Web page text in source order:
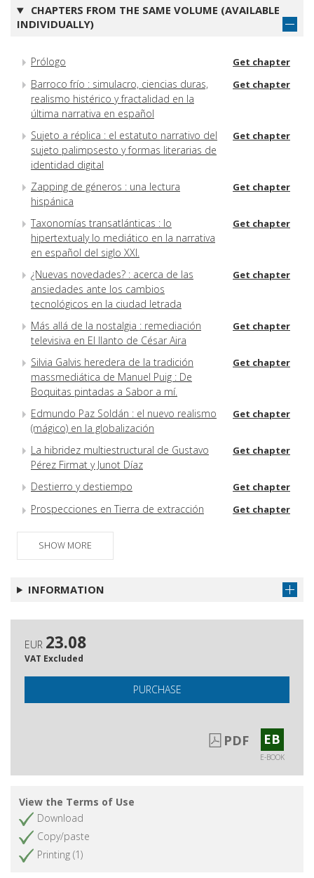
CHAPTERS FROM THE SAME VOLUME (AVAILABLE
INDIVIDUALLY)
Prólogo Get chapter
Barroco frío : simulacro, ciencias duras,
realismo histérico y fractalidad en la
última narrativa en español
Get chapter
Sujeto a réplica : el estatuto narrativo del
sujeto palimpsesto y formas literarias de
identidad digital
Get chapter
Zapping de géneros : una lectura
hispánica
Get chapter
Taxonomías transatlánticas : lo
hipertextualy lo mediático en la narrativa
en español del siglo XXI.
Get chapter
¿Nuevas novedades? : acerca de las
ansiedades ante los cambios
tecnológicos en la ciudad letrada
Get chapter
Más allá de la nostalgia : remediación
televisiva en El llanto de César Aira
Get chapter
Silvia Galvis heredera de la tradición
massmediática de Manuel Puig : De
Boquitas pintadas a Sabor a mí.
Get chapter
Edmundo Paz Soldán : el nuevo realismo
(mágico) en la globalización
Get chapter
La hibridez multiestructural de Gustavo
Pérez Firmat y Junot Díaz
Get chapter
Destierro y destiempo Get chapter
Prospecciones en Tierra de extracción Get chapter
La literatura envolvente y otros retos del
escritor multimedia
SHOW MORE
INFORMATION
EUR 23.08
VAT Excluded
PURCHASE
PDF EB
E-BOOK
View the Terms of Use
Download
Copy/paste
Printing (1)